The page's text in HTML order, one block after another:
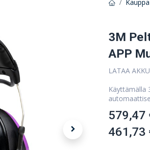
Kauppa
3M
APP
LATAA
Käyttämälla
579,47
461,73